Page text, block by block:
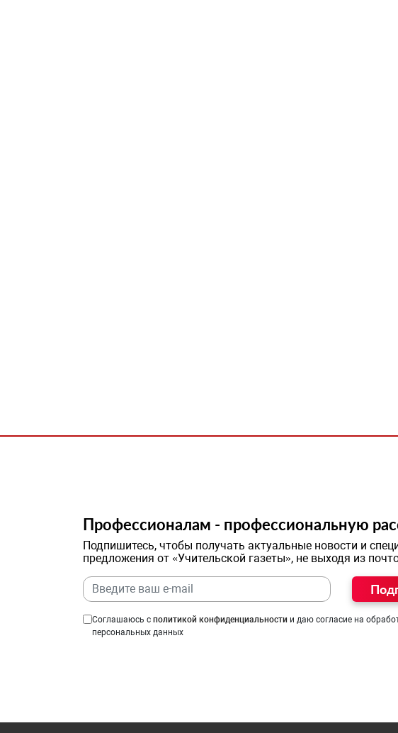
Профессионалам - профессиональную
Подпишитесь, чтобы получать актуальные новости и
предложения от «Учительской газеты», не выходя из
Соглашаюсь с политикой конфиденциальности и даю согласие на
персональных данных